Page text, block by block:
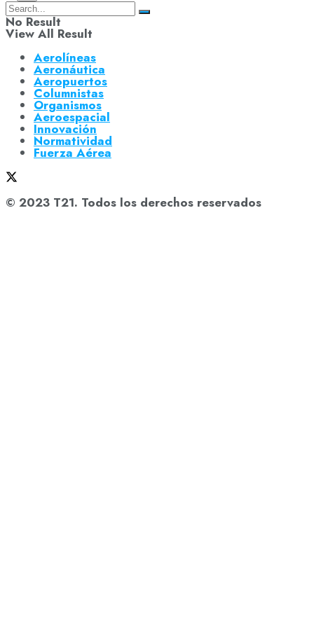
No Result
View All Result
Aerolíneas
Aeronáutica
Aeropuertos
Columnistas
Organismos
Aeroespacial
Innovación
Normatividad
Fuerza Aérea
© 2023 T21. Todos los derechos reservados